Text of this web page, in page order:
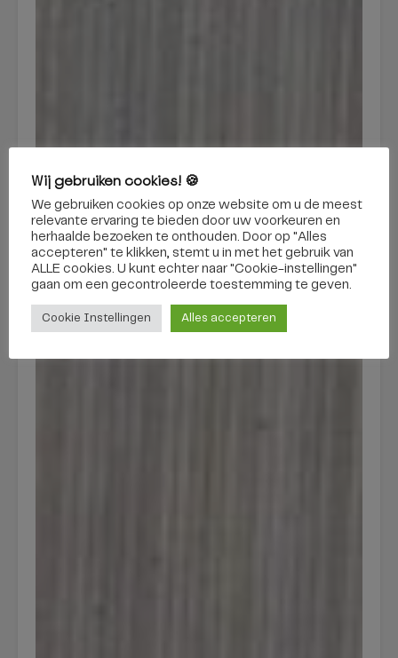
Wij gebruiken cookies! 🍪
We gebruiken cookies op onze website om u de meest
relevante ervaring te bieden door uw voorkeuren en
herhaalde bezoeken te onthouden. Door op "Alles
accepteren" te klikken, stemt u in met het gebruik van
ALLE cookies. U kunt echter naar "Cookie-instellingen"
gaan om een ​​gecontroleerde toestemming te geven.
Cookie Instellingen Alles accepteren